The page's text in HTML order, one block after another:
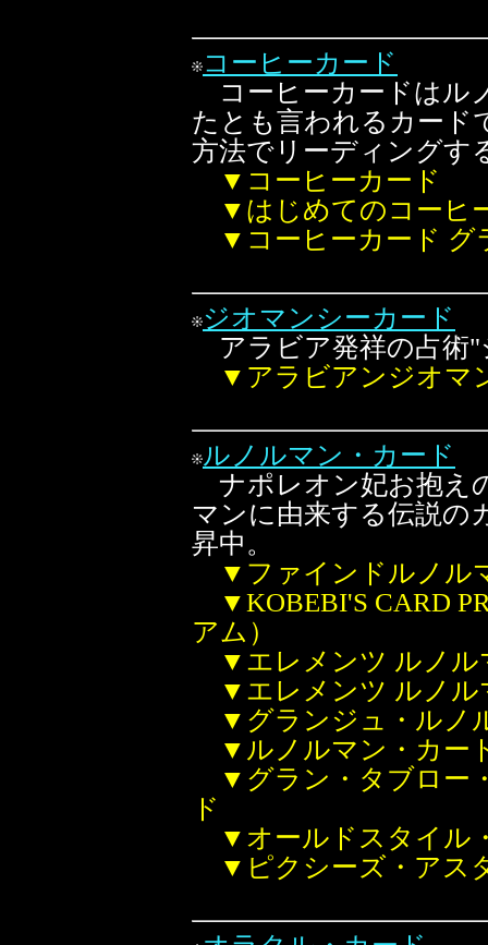
コーヒーカード
コーヒーカードはル
たとも言われるカード
方法でリーディングす
▼コーヒーカード
▼はじめてのコーヒ
▼コーヒーカード グ
ジオマンシーカード
アラビア発祥の占術"
▼アラビアンジオマ
ルノルマン・カード
ナポレオン妃お抱え
マンに由来する伝説の
昇中。
▼ファインドルノル
▼KOBEBI'S CARD
アム）
▼エレメンツ ルノル
▼エレメンツ ルノル
▼グランジュ・ルノ
▼ルノルマン・カー
▼グラン・タブロー
ド
▼オールドスタイル
▼ピクシーズ・アス